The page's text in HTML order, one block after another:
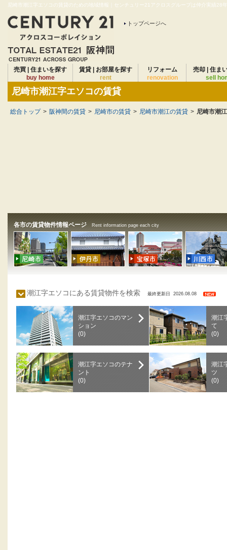
尼崎市潮江字エソコの賃貸のための地域情報｜センチュリー21アクロスグループは仲介実績28
トップページへ
売買 | 住まいを探す
buy home
賃貸 | お部屋を探す
rent
リフォーム
renovation
売却 | 住ま
sell
尼崎市潮江字エソコの賃貸
総合トップ > 阪神間の賃貸 > 尼崎市の賃貸 > 尼崎市潮江の賃貸 > 尼崎市潮
各市の賃貸物件情報ページ Rent information page each city
潮江字エソコにある賃貸物件を検索 最終更新日 2026.08.08
潮江字エソコのマン
ション
(0)
潮江
て
(0)
潮江字エソコのテナ
ント
(0)
潮江
ツ
(0)